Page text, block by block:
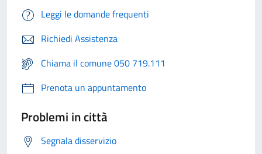
Leggi le domande frequenti
Richiedi Assistenza
Chiama il comune 050 719.111
Prenota un appuntamento
Problemi in città
Segnala disservizio